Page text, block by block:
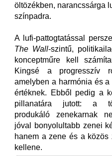
öltözékben, narancssárga
színpadra.
A lufi-pattogtatással
The Wall-szintű,
konceptműre kell
Kingsé a progresszív
amelyben a harmónia és
értéknek. Ebből pedig a
pillanatára jutott: a
produkáló zenekarnak
jóval bonyolultabb zenei
hanem a zene és a
kellene.